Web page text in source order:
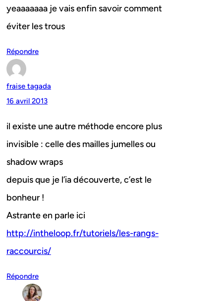
yeaaaaaaa je vais enfin savoir comment
éviter les trous
Répondre
fraise tagada
16 avril 2013
il existe une autre méthode encore plus
invisible : celle des mailles jumelles ou
shadow wraps
depuis que je l’ia découverte, c’est le
bonheur !
Astrante en parle ici
http://intheloop.fr/tutoriels/les-rangs-
raccourcis/
Répondre